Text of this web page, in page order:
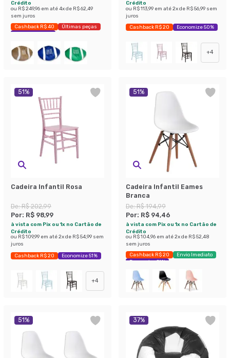
Crédito
ou R$ 249,96 em até4x de R$ 62,49
sem juros
Cashback R$ 40
Últimas peças
Economize 22%
Crédito
ou R$ 113,99 em até2x de R$ 56,99 sem
juros
Cashback R$ 20 Economize 50%
+4
51%
Cadeira Infantil Rosa
De:R$ 202,99
Por: R$ 98,99
à vista com Pix ou 1x no Cartão de
Crédito
ou R$ 109,99 em até2x de R$ 54,99 sem
juros
Cashback R$ 20 Economize 51%
+4
51%
Cadeira Infantil Eames
Branca
De:R$ 194,99
Por: R$ 94,46
à vista com Pix ou 1x no Cartão de
Crédito
ou R$ 104,96 em até2x de R$ 52,48
sem juros
Cashback R$ 20
Envio Imediato
Economize 51%
51% 37%